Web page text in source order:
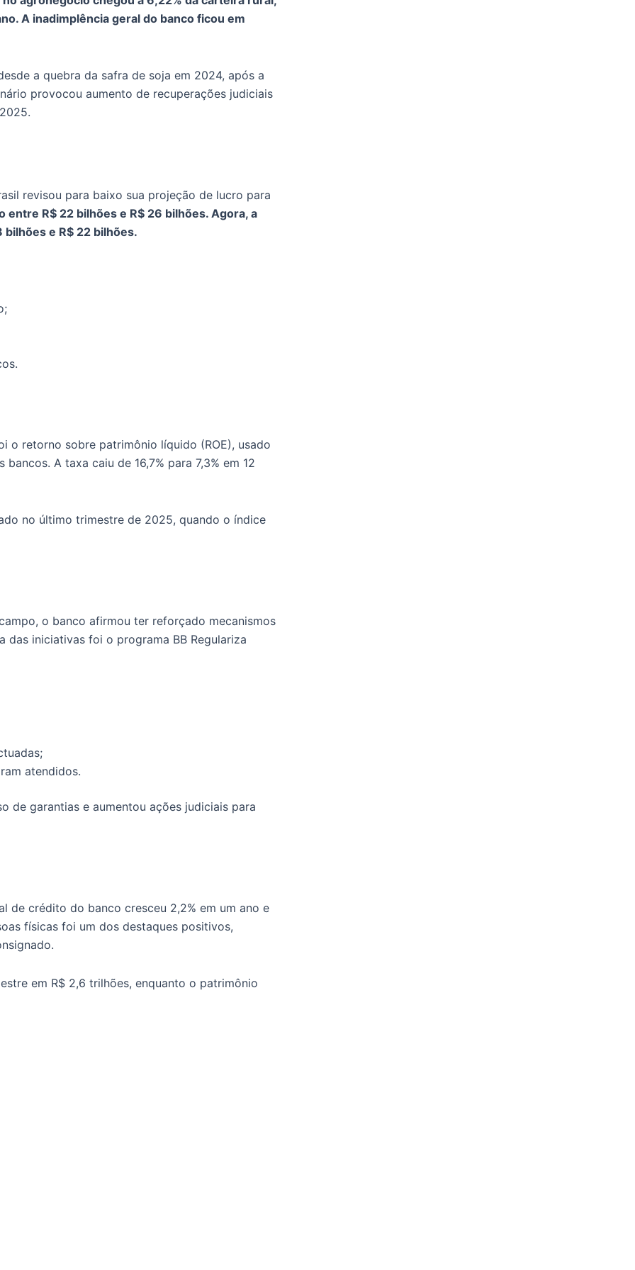
A inadimplência geral do banco ficou em
a quebra da safra de soja em 2024, após a
provocou aumento de recuperações judiciais
revisou para baixo sua projeção de lucro para
R$ 22 bilhões e R$ 26 bilhões. Agora, a
bilhões e R$ 22 bilhões.
o retorno sobre patrimônio líquido (ROE), usado
A taxa caiu de 16,7% para 7,3% em 12
no último trimestre de 2025, quando o índice
o banco afirmou ter reforçado mecanismos
das iniciativas foi o programa BB Regulariza
atendidos.
de garantias e aumentou ações judiciais para
de crédito do banco cresceu 2,2% em um ano e
físicas foi um dos destaques positivos,
em R$ 2,6 trilhões, enquanto o patrimônio